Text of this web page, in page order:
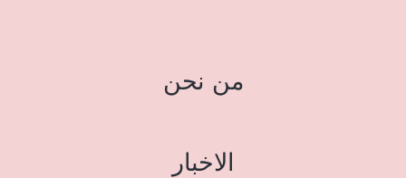
من نحن
الاخبار